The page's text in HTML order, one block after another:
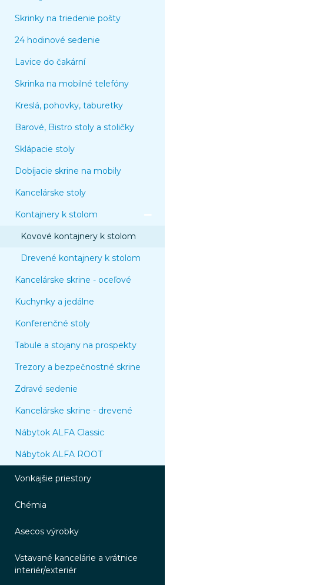
Skrinky na triedenie pošty
24 hodinové sedenie
Lavice do čakární
Skrinka na mobilné telefóny
Kreslá, pohovky, taburetky
Barové, Bistro stoly a stoličky
Sklápacie stoly
Dobíjacie skrine na mobily
Kancelárske stoly
Kontajnery k stolom
Kovové kontajnery k stolom
Drevené kontajnery k stolom
Kancelárske skrine - oceľové
Kuchynky a jedálne
Konferenčné stoly
Tabule a stojany na prospekty
Trezory a bezpečnostné skrine
Zdravé sedenie
Kancelárske skrine - drevené
Nábytok ALFA Classic
Nábytok ALFA ROOT
Vonkajšie priestory
Chémia
Asecos výrobky
Vstavané kancelárie a vrátnice
interiér/exteriér